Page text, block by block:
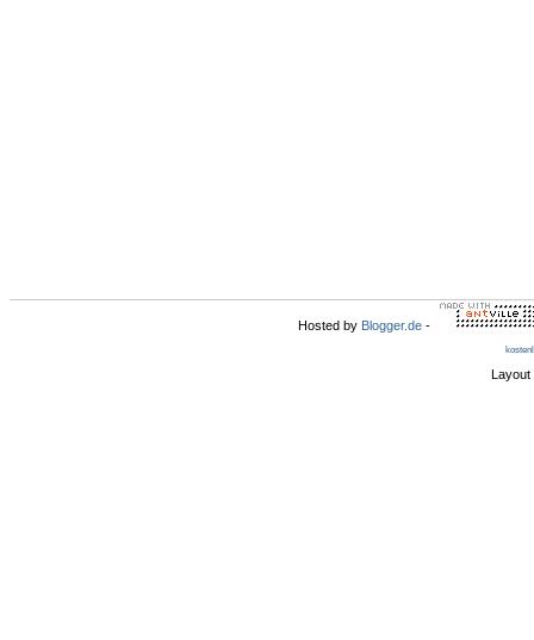
Hosted by Blogger.de -